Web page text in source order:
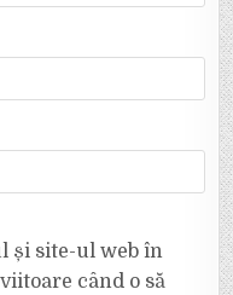
și site-ul web în
când o să